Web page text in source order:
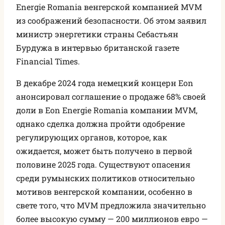
Energie Romania венгерской компанией MVM
из соображений безопасности. Об этом заявил
министр энергетики страны Себастьян
Бурдужа в интервью британской газете
Financial Times.
В декабре 2024 года немецкий концерн Eon
анонсировал соглашение о продаже 68% своей
доли в Eon Energie Romania компании MVM,
однако сделка должна пройти одобрение
регулирующих органов, которое, как
ожидается, может быть получено в первой
половине 2025 года. Существуют опасения
среди румынских политиков относительно
мотивов венгерской компании, особенно в
свете того, что MVM предложила значительно
более высокую сумму — 200 миллионов евро —